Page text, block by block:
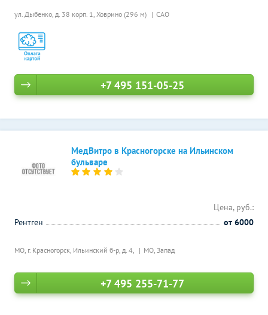
ул. Дыбенко, д. 38 корп. 1, Ховрино (296 м) САО
+7 495 151-05-25
МедВитро в Красногорске на Ильинском
бульваре
МО, г. Красногорск, Ильинский б-р, д. 4, МО, Запад
Цена, руб.:
Рентген
от 6000
+7 495 255-71-77